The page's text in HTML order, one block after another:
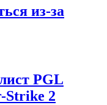
из-за
PGL
Strike 2